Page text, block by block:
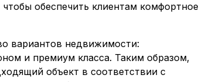
обеспечить клиентам комфортное
вариантов недвижимости:
и премиум класса. Таким образом,
объект в соответствии с